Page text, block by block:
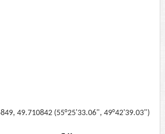
49.710842 (55°25'33.06", 49°42'39.03")